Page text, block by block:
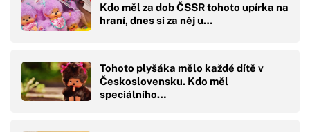
Kdo měl za dob ČSSR tohoto upírka na
hraní, dnes si za něj u…
Tohoto plyšáka mělo každé dítě v
Československu. Kdo měl
speciálního…